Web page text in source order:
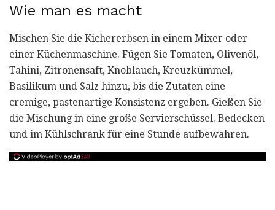
Wie man es macht
Mischen Sie die Kichererbsen in einem Mixer oder
einer Küchenmaschine. Fügen Sie Tomaten, Olivenöl,
Tahini, Zitronensaft, Knoblauch, Kreuzkümmel,
Basilikum und Salz hinzu, bis die Zutaten eine
cremige, pastenartige Konsistenz ergeben. Gießen Sie
die Mischung in eine große Servierschüssel. Bedecken
und im Kühlschrank für eine Stunde aufbewahren.